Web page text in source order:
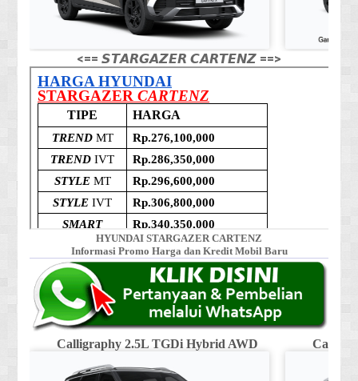
<== 𝙎𝙏𝘼𝙍𝙂𝘼𝙕𝙀𝙍 𝘾𝘼𝙍𝙏𝙀𝙉𝙕 ==>
HYUNDAI STARGAZER CARTENZ
Informasi Promo Harga dan Kredit Mobil Baru
Calligraphy 2.5L TGDi Hybrid AWD